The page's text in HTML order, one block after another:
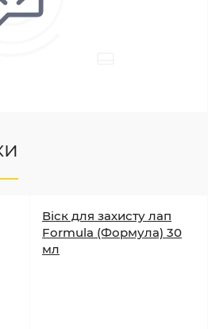
Віск для захисту лап
Formula (Формула) 30
мл